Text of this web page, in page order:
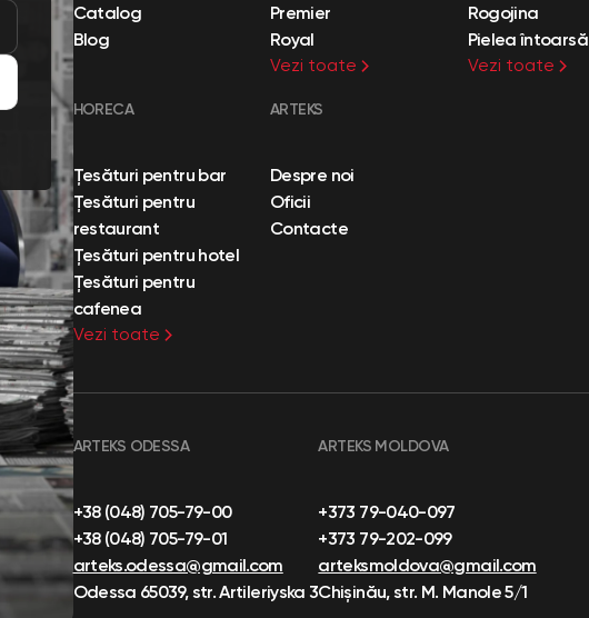
Catalog
Blog
Premier
Royal
Vezi toate
Rogojina
Pielea întoarsă
Vezi toate
HORECA
Țesături pentru bar
Țesături pentru
restaurant
Țesături pentru hotel
Țesături pentru
cafenea
Vezi toate
ARTEKS
Despre noi
Oficii
Contacte
ARTEKS ODESSA
+38 (048) 705-79-00
+38 (048) 705-79-01
arteks.odessa@gmail.com
Odessa 65039, str. Artileriyska 3
ARTEKS MOLDOVA
+373 79-040-097
+373 79-202-099
arteksmoldova@gmail.com
Chișinău, str. M. Manole 5/1